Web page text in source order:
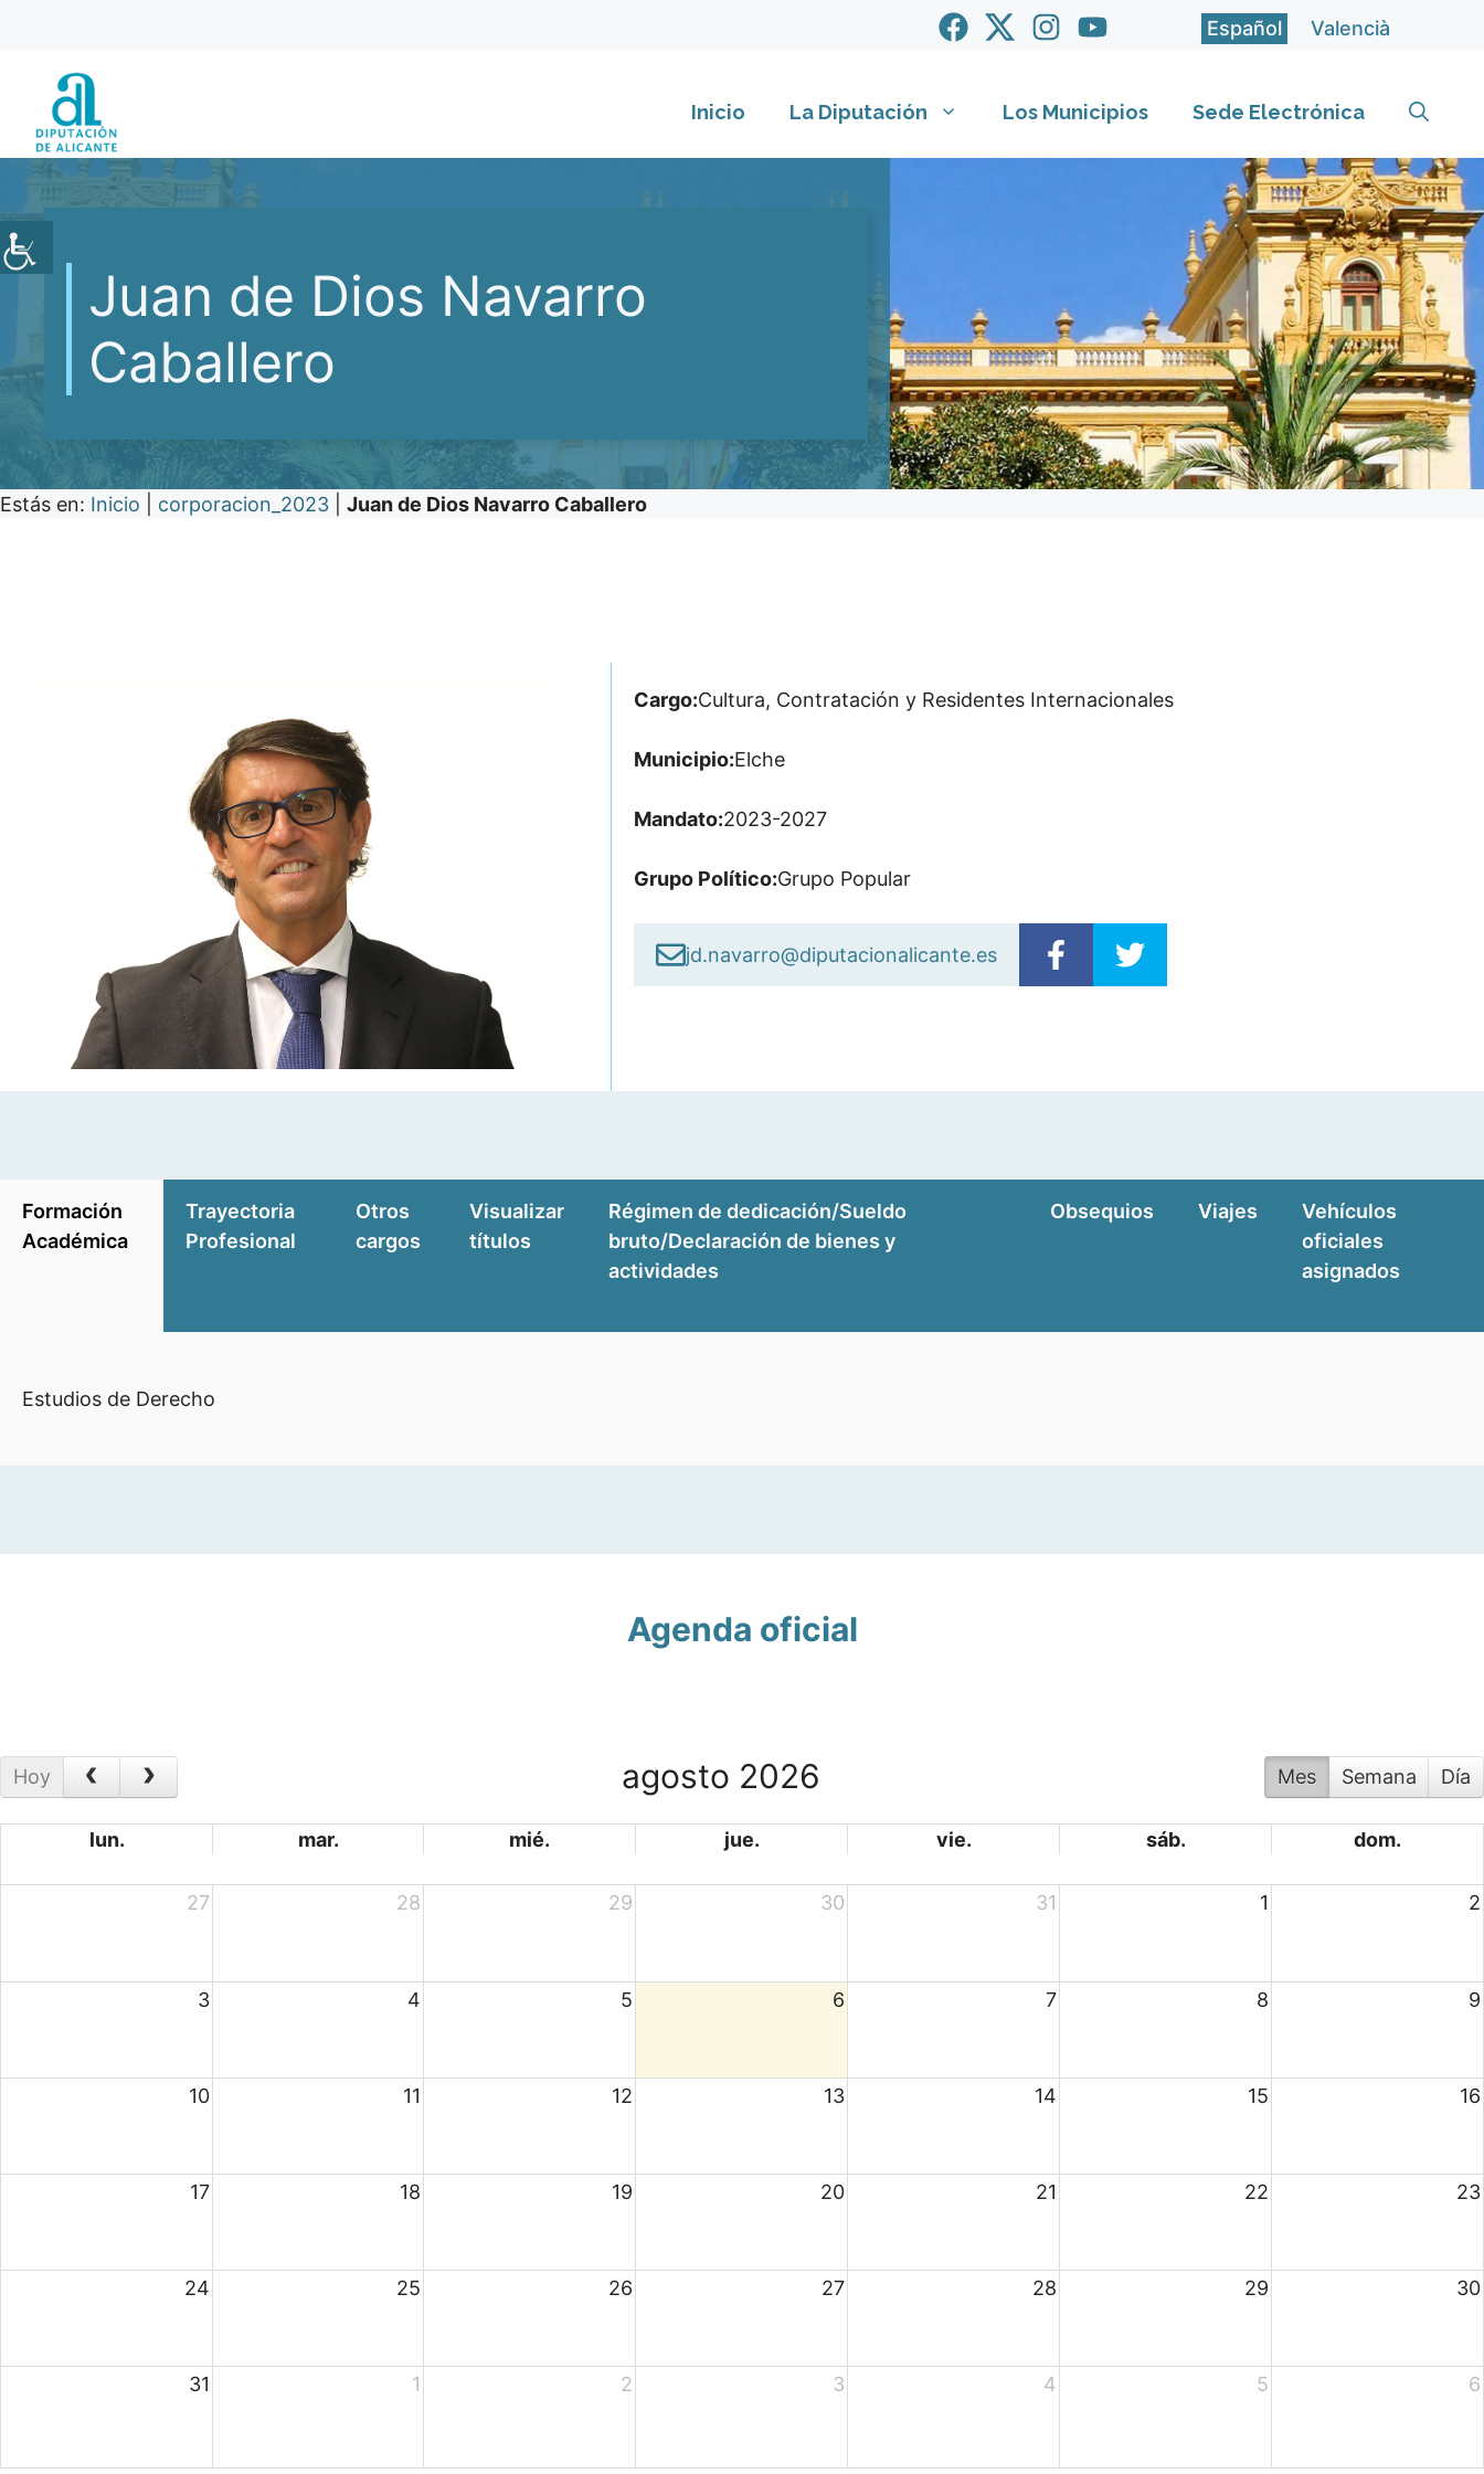
contenido
Español Valencià
Inicio La Diputación Los Municipios Sede Electrónica
Juan de Dios Navarro
Caballero
Estás en: Inicio corporacion_2023 Juan de Dios Navarro Caballero
Cargo:Cultura, Contratación y Residentes Internacionales
Municipio:Elche
Mandato:2023-2027
Grupo Político:Grupo Popular
jd.navarro@diputacionalicante.es
Formación
Académica
Trayectoria
Profesional
Otros
cargos
Visualizar
títulos
Régimen de dedicación/Sueldo
bruto/Declaración de bienes y
actividades
Obsequios Viajes
Vehículos
oficiales
asignados
Estudios de Derecho
Agenda oficial
Hoy Mes Semana Día
agosto 2026
lun. mar. mié. jue. vie. sáb. dom.
27 28 29 30 31 1 2
3 4 5 6 7 8 9
10 11 12 13 14 15 16
17 18 19 20 21 22 23
24 25 26 27 28 29 30
31 1 2 3 4 5 6